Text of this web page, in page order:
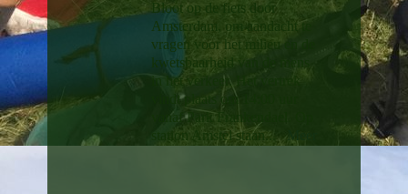
Bloot op de fiets door
Amsterdam, om aandacht te
vragen voor het milieu en de
kwetsbaarheid van de mens
in het verkeer. Het vertrek
vindt plaats om 14:00 uur
vanaf Park Frankendael. Op
station Amstel staan...